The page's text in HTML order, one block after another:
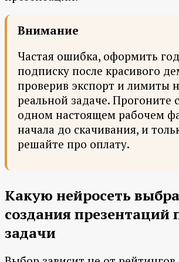
Внимание
Частая ошибка, оформить
подписку после красивого
проверив экспорт и лимиты
реальной задаче. Прогоните
одном настоящем рабочем
начала до скачивания, и
решайте про оплату.
Какую нейросеть
создания презентаций
задачи